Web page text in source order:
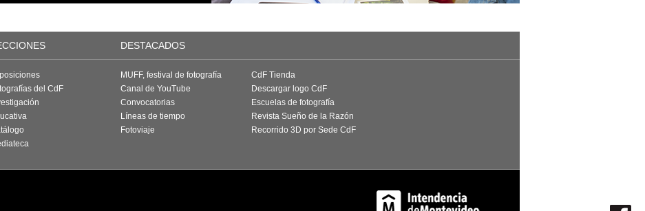
DESTACADOS
del CdF
MUFF, festival de fotografía
Canal de YouTube
Convocatorias
Líneas de tiempo
Fotoviaje
CdF Tienda
Descargar logo CdF
Escuelas de fotografía
Revista Sueño de la Razón
Recorrido 3D por Sede CdF